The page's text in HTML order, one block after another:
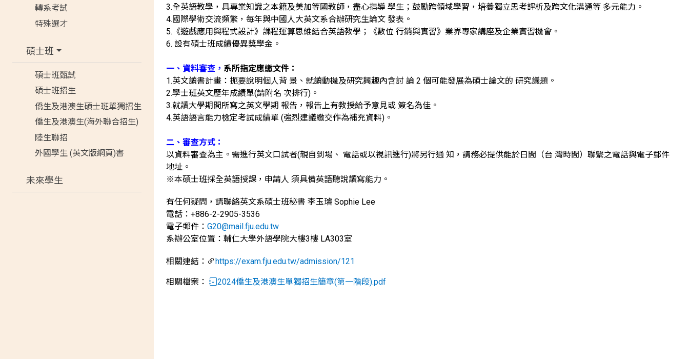
轉系考試
特殊選才
碩士班
碩士班甄試
碩士班招生
僑生及港澳生碩士班單獨招生
僑生及港澳生(海外聯合招生)
陸生聯招
外國學生 (英文版網頁)書
未來學生
3.全英語教學，具專業知識之本籍及美加等國教師，盡心指導 學生；鼓勵跨領域學習，培養獨立思考評析及跨文化溝通等 多元能力。
4.國際學術交流頻繁，每年與中國人大英文系合辦研究生論文 發表。
5.《遊戲應用與程式設計》課程運算思維結合英語教學；《數位 行銷與實習》業界專家講座及企業實習機會。
6. 設有碩士班成績優異獎學金。
一、資料審查， 系所指定應繳文件：
1.英文讀書計畫：扼要說明個人背 景、就讀動機及研究興趣內含討 論 2 個可能發展為碩士論文的 研究議題。
2.學士班英文歷年成績單(請附名 次排行)。
3.就讀大學期間所寫之英文學期 報告，報告上有教授給予意見或 簽名為佳。
4.英語語言能力檢定考試成績單 (強烈建議繳交作為補充資料)。
二、審查方式：
以資料審查為主。需進行英文口試者(親自到場、 電話或以視訊進行)將另行通 知，請務必提供能於日間（台 灣時間）聯繫之電話與電子郵件
地址。
※本碩士班採全英語授課，申請人 須具備英語聽說讀寫能力。
有任何疑問，請聯絡英文系碩士班秘書 李玉璿 Sophie Lee
電話：+886-2-2905-3536
電子郵件： G20@mail.fju.edu.tw
系辦公室位置：輔仁大學外語學院大樓3樓 LA303室
相關連結： https://exam.fju.edu.tw/admission/121
相關檔案： 2024僑生及港澳生單獨招生簡章(第一階段).pdf